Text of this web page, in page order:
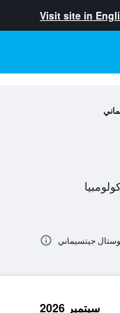
Visit site in
جيتسيماني
سبتمبر 2026